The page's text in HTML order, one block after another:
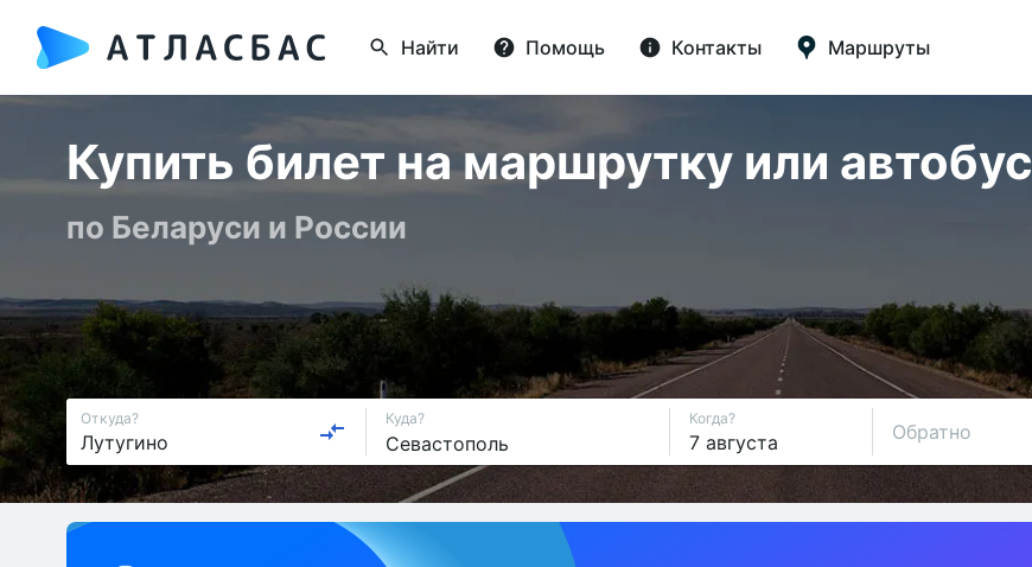
Найти Помощь Контакты Маршруты
Купить билет на маршрутку или автобус
по Беларуси и России
Откуда? Куда? Когда?
Обратно